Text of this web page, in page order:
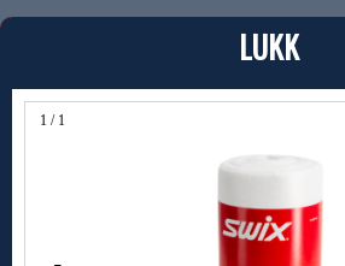
LUKK
1 / 1
PRODUKT
Produkter (1)
Bruk filter til å